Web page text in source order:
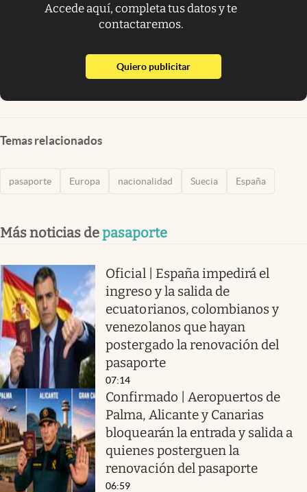
Accede aquí, completa tus datos y te
contactaremos.
Quiero publicitarabre en nueva pestaña
Temas relacionados
pasaporte Europa nacionalidad Suecia España
Más noticias depasaporte
Oficial | España impedirá el
ingreso y la salida de
ecuatorianos, colombianos y
venezolanos que hayan
postergado la renovación del
pasaporte
07:14
Confirmado | Aeropuertos de
Palma, Alicante y Canarias
bloquearán la entrada y salida a
quienes posterguen la
renovación del pasaporte
06:59